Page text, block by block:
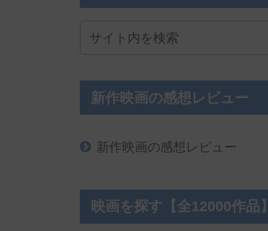
新作映画の感想レビュー
新作映画の感想レビュー
映画を探す【全12000作品】